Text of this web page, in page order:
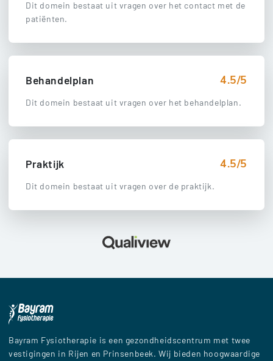
Dit domein bestaat uit vragen over het contact met de
patiënten.
Behandelplan 4.5/5
Dit domein bestaat uit vragen over het behandelplan.
Praktijk 4.5/5
Dit domein bestaat uit vragen over de praktijk.
Bayram Fysiotherapie is een gezondheidscentrum met twee
vestigingen in Rijen en Prinsenbeek. Wij bieden hoogwaardige